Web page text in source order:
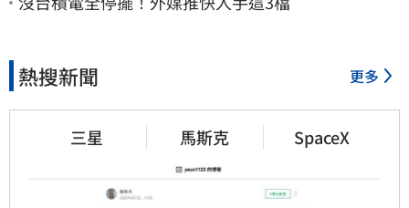
熱搜新聞 更多
三星 馬斯克 SpaceX